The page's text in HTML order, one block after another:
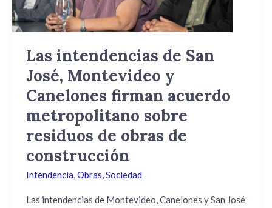
Las intendencias de San
José, Montevideo y
Canelones firman acuerdo
metropolitano sobre
residuos de obras de
construcción
Intendencia,Obras,Sociedad
Las intendencias de Montevideo, Canelones y San José
Canelones
firman
metropolitano
sobre
residuos
de
obras
de